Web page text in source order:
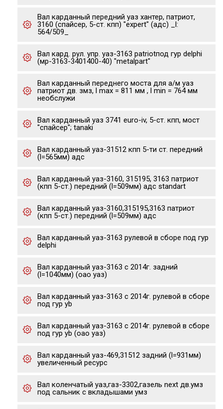
Вал карданный передний уаз хантер, патриот,
3160 (спайсер, 5-ст. кпп) "expert" (адс) _l:
564/509_
Вал кард. рул. упр. уаз-3163 patriotпод гур delphi
(мр-3163-3401400-40) "metalpart"
Вал карданный переднего моста для а/м уаз
патриот дв. змз, l max = 811 мм , l min = 764 мм
необслужи
Вал карданный уаз 3741 euro-iv, 5-ст. кпп, мост
"спайсер"; tanaki
Вал карданный уаз-31512 кпп 5-ти ст. передний
(l=565мм) адс
Вал карданный уаз-3160, 315195, 3163 патриот
(кпп 5-ст.) передний (l=509мм) адс standart
Вал карданный уаз-3160,315195,3163 патриот
(кпп 5-ст.) передний (l=509мм) адс
Вал карданный уаз-3163 рулевой в сборе под гур
delphi
Вал карданный уаз-3163 с 2014г. задний
(l=1040мм) (оао уаз)
Вал карданный уаз-3163 с 2014г. рулевой в сборе
под гур yb
Вал карданный уаз-3163 с 2014г. рулевой в сборе
под гур yb (оао уаз)
Вал карданный уаз-469,31512 задний (l=931мм)
увеличенный ресурс
Вал коленчатый уаз,газ-3302,газель next дв.умз
под сальник с вкладышами умз